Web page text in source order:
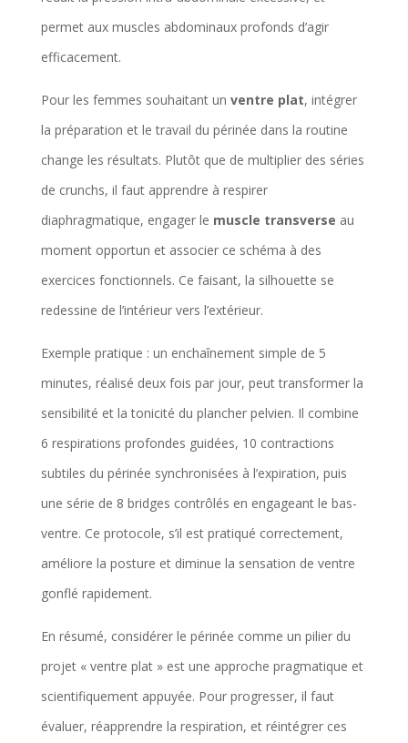
permet aux muscles abdominaux profonds d’agir
efficacement.
Pour les femmes souhaitant un ventre plat, intégrer
la préparation et le travail du périnée dans la routine
change les résultats. Plutôt que de multiplier des séries
de crunchs, il faut apprendre à respirer
diaphragmatique, engager le muscle transverse au
moment opportun et associer ce schéma à des
exercices fonctionnels. Ce faisant, la silhouette se
redessine de l’intérieur vers l’extérieur.
Exemple pratique : un enchaînement simple de 5
minutes, réalisé deux fois par jour, peut transformer la
sensibilité et la tonicité du plancher pelvien. Il combine
6 respirations profondes guidées, 10 contractions
subtiles du périnée synchronisées à l’expiration, puis
une série de 8 bridges contrôlés en engageant le bas-
ventre. Ce protocole, s’il est pratiqué correctement,
améliore la posture et diminue la sensation de ventre
gonflé rapidement.
En résumé, considérer le périnée comme un pilier du
projet « ventre plat » est une approche pragmatique et
scientifiquement appuyée. Pour progresser, il faut
évaluer, réapprendre la respiration, et réintégrer ces